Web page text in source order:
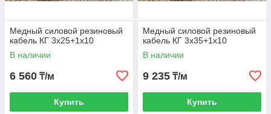
Медный силовой резиновый
кабель КГ 3х25+1х10
В наличии
6 560 ₸/м
Купить
Медный силовой резиновый
кабель КГ 3х35+1х10
В наличии
9 235 ₸/м
Купить